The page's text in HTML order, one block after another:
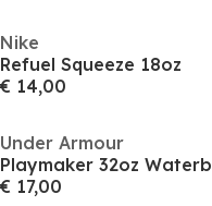
Nike
Refuel Squeeze 18oz
€ 14,00
Under Armour
€ 17,00